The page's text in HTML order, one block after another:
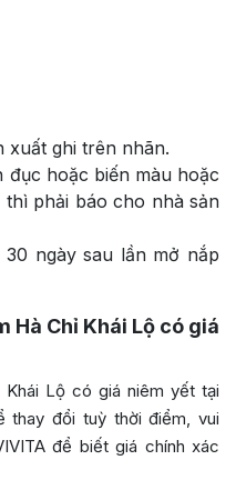
xuất ghi trên nhãn.
đục hoặc biến màu hoặc
phải báo cho nhà sản
ngày sau lần mở nắp
Hà Chỉ Khái Lộ có giá
Lộ có giá niêm yết tại
thay đổi tuỳ thời điểm, vui
để biết giá chính xác